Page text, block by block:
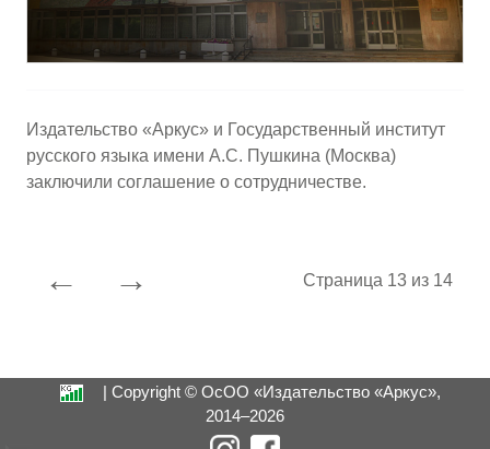
Издательство «Аркус» и Государственный институт
русского языка имени А.С. Пушкина (Москва)
заключили соглашение о сотрудничестве.
Страница 13 из 14
← →
| Copyright © ОсОО «Издательство «Аркус»,
2014–2026